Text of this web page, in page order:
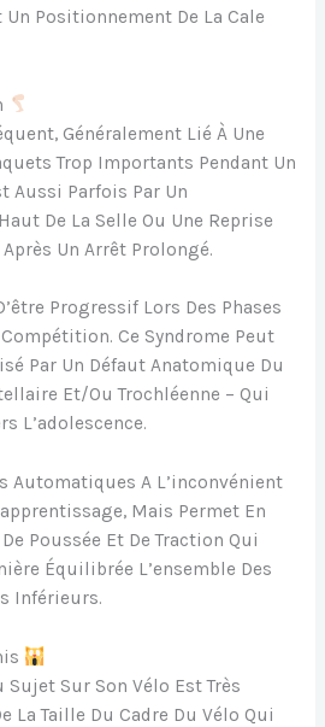
Positionnement De La Cale
Généralement Lié À Une
Trop Importants Pendant Un
Aussi Parfois Par Un
De La Selle Ou Une Reprise
Un Arrêt Prolongé.
Progressif Lors Des Phases
Ce Syndrome Peut
Par Un Défaut Anatomique Du
Et/ou Trochléenne – Qui
L’adolescence.
Automatiques A L’inconvénient
Mais Permet En
Poussée Et De Traction Qui
Équilibrée L’ensemble Des
Inférieurs.
Sur Son Vélo Est Très
La Taille Du Cadre Du Vélo Qui